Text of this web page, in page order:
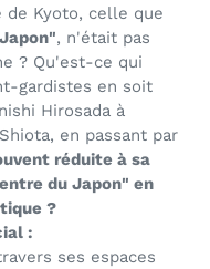
Kyoto, celle que
, n'était pas
? Qu'est-ce qui
gardistes en soit
Hirosada à
en passant par
réduite à sa
du Japon" en
?
:
ses espaces